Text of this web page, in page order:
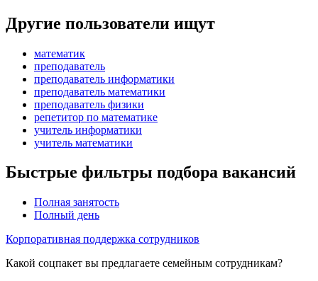
Другие пользователи ищут
математик
преподаватель
преподаватель информатики
преподаватель математики
преподаватель физики
репетитор по математике
учитель информатики
учитель математики
Быстрые фильтры подбора вакансий
Полная занятость
Полный день
Корпоративная поддержка сотрудников
Какой соцпакет вы предлагаете семейным сотрудникам?